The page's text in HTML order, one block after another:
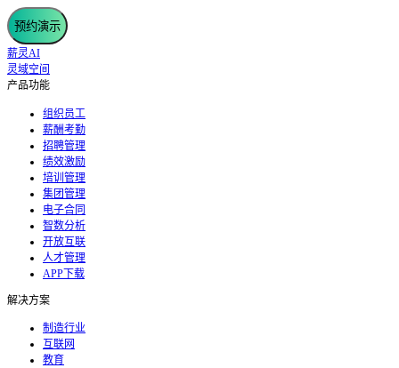
预约演示
薪灵AI
灵域空间
产品功能
组织员工
薪酬考勤
招聘管理
绩效激励
培训管理
集团管理
电子合同
智数分析
开放互联
人才管理
APP下载
解决方案
制造行业
互联网
教育